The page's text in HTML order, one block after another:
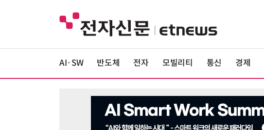
AI·SW 반도체 전자 모빌리티 통신 경제